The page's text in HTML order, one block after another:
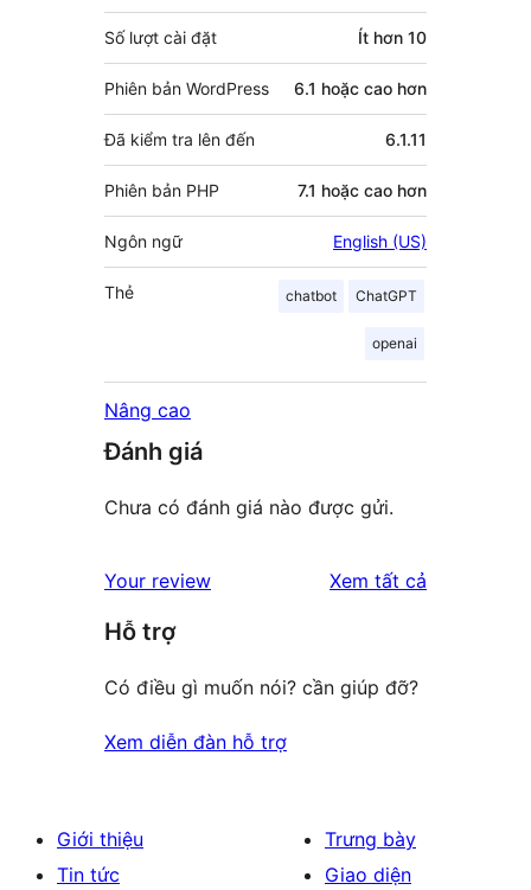
Số lượt cài đặt Ít hơn 10
Phiên bản WordPress 6.1 hoặc cao hơn
Đã kiểm tra lên đến 6.1.11
Phiên bản PHP 7.1 hoặc cao hơn
Ngôn ngữ English (US)
Thẻ chatbot ChatGPT
openai
Nâng cao
Đánh giá
Chưa có đánh giá nào được gửi.
Your review Xem tất cả
Hỗ trợ
Có điều gì muốn nói? cần giúp đỡ?
Xem diễn đàn hỗ trợ
Giới thiệu
Tin tức
Trưng bày
Giao diện